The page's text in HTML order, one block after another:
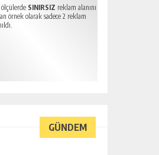
ölçülerde SINIRSIZ reklam alanını
örnek olarak sadece 2 reklam
GÜNDEM